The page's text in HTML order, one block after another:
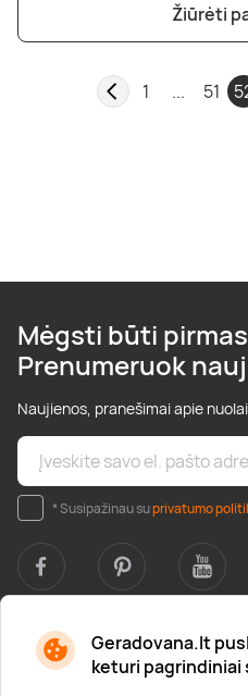
Geradovana.lt
keturi pagrindiniai
Žiūrėti
1 ... 51
Mėgsti būti
Prenumeruok
Naujienos, pranešimai apie
* Susipažinau suprivatumo
Apie mus